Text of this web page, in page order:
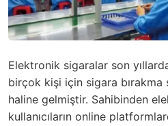
Elektronik sigaralar son
birçok kişi için sigara
haline gelmiştir. Sahibinden
kullanıcıların online